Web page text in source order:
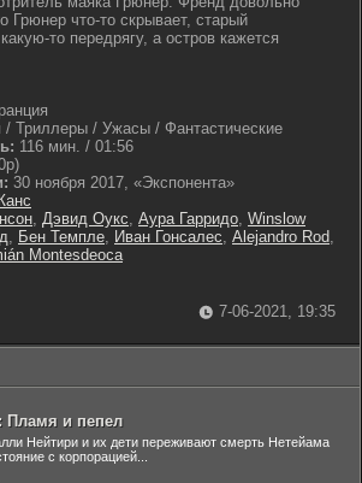
Грюнер что-то скрывает, старый
то передрягу, а остров кажется
/ Триллеры / Ужасы / Фантастические
116 мин. / 01:56
30 ноября 2017, «Экспонента»
, Дэвид Оукс, Аура Гарридо, Winslow
, Бен Темпле, Иван Гонсалес, Alejandro Rod,
Montesdeoca
7-06-2021, 19:35
Пламя и пепел
Нейтири и их дети переживают смерть Нетейама
с корпорацией...